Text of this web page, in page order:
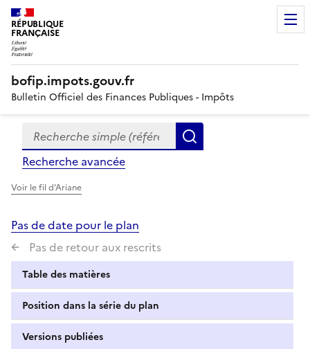
RÉPUBLIQUE
FRANÇAISE
bofip.impots.gouv.fr
Bulletin Officiel des Finances Publiques - Impôts
Formulaire
de
recherche
Recherche simple (références, mots clés, partie du
Recherche avancée
Voir le fil d'Ariane
Pas de date pour le plan
Pas de retour aux rescrits
Table des matières
Position dans la série du plan
Versions publiées